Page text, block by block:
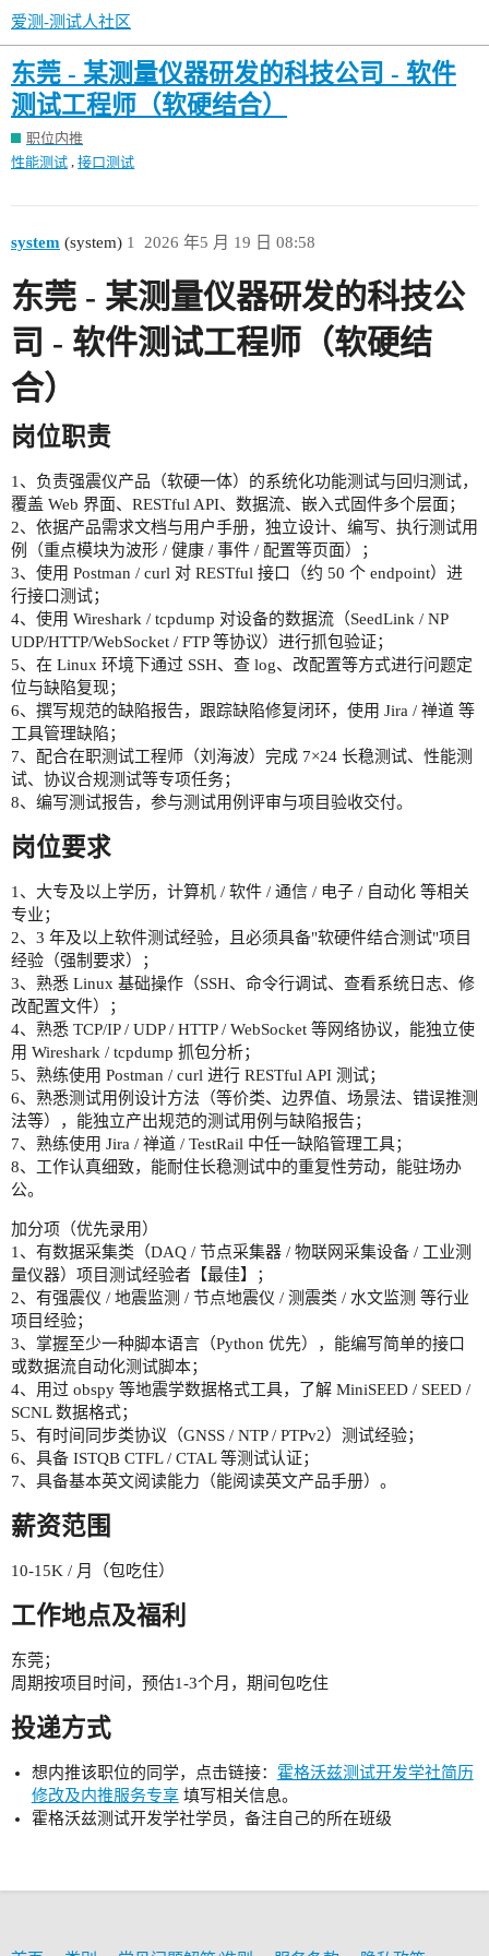
爱测-测试人社区
东莞 - 某测量仪器研发的科技公司 - 软件
测试工程师（软硬结合）
职位内推
性能测试 ,接口测试
system (system) 2026 年5 月 19 日 08:58
1
东莞 - 某测量仪器研发的科技公
司 - 软件测试工程师（软硬结
合）
岗位职责
1、负责强震仪产品（软硬一体）的系统化功能测试与回归测试，
覆盖 Web 界面、RESTful API、数据流、嵌入式固件多个层面；
2、依据产品需求文档与用户手册，独立设计、编写、执行测试用
例（重点模块为波形 / 健康 / 事件 / 配置等页面）；
3、使用 Postman / curl 对 RESTful 接口（约 50 个 endpoint）进
行接口测试；
4、使用 Wireshark / tcpdump 对设备的数据流（SeedLink / NP
UDP/HTTP/WebSocket / FTP 等协议）进行抓包验证；
5、在 Linux 环境下通过 SSH、查 log、改配置等方式进行问题定
位与缺陷复现；
6、撰写规范的缺陷报告，跟踪缺陷修复闭环，使用 Jira / 禅道 等
工具管理缺陷；
7、配合在职测试工程师（刘海波）完成 7×24 长稳测试、性能测
试、协议合规测试等专项任务；
8、编写测试报告，参与测试用例评审与项目验收交付。
岗位要求
1、大专及以上学历，计算机 / 软件 / 通信 / 电子 / 自动化 等相关
专业；
2、3 年及以上软件测试经验，且必须具备"软硬件结合测试"项目
经验（强制要求）；
3、熟悉 Linux 基础操作（SSH、命令行调试、查看系统日志、修
改配置文件）；
4、熟悉 TCP/IP / UDP / HTTP / WebSocket 等网络协议，能独立使
用 Wireshark / tcpdump 抓包分析；
5、熟练使用 Postman / curl 进行 RESTful API 测试；
6、熟悉测试用例设计方法（等价类、边界值、场景法、错误推测
法等），能独立产出规范的测试用例与缺陷报告；
7、熟练使用 Jira / 禅道 / TestRail 中任一缺陷管理工具；
8、工作认真细致，能耐住长稳测试中的重复性劳动，能驻场办
公。
加分项（优先录用）
1、有数据采集类（DAQ / 节点采集器 / 物联网采集设备 / 工业测
量仪器）项目测试经验者【最佳】；
2、有强震仪 / 地震监测 / 节点地震仪 / 测震类 / 水文监测 等行业
项目经验；
3、掌握至少一种脚本语言（Python 优先），能编写简单的接口
或数据流自动化测试脚本；
4、用过 obspy 等地震学数据格式工具，了解 MiniSEED / SEED /
SCNL 数据格式；
5、有时间同步类协议（GNSS / NTP / PTPv2）测试经验；
6、具备 ISTQB CTFL / CTAL 等测试认证；
7、具备基本英文阅读能力（能阅读英文产品手册）。
薪资范围
10-15K / 月（包吃住）
工作地点及福利
东莞；
周期按项目时间，预估1-3个月，期间包吃住
投递方式
想内推该职位的同学，点击链接： 霍格沃兹测试开发学社简历
修改及内推服务专享填写相关信息。
霍格沃兹测试开发学社学员，备注自己的所在班级